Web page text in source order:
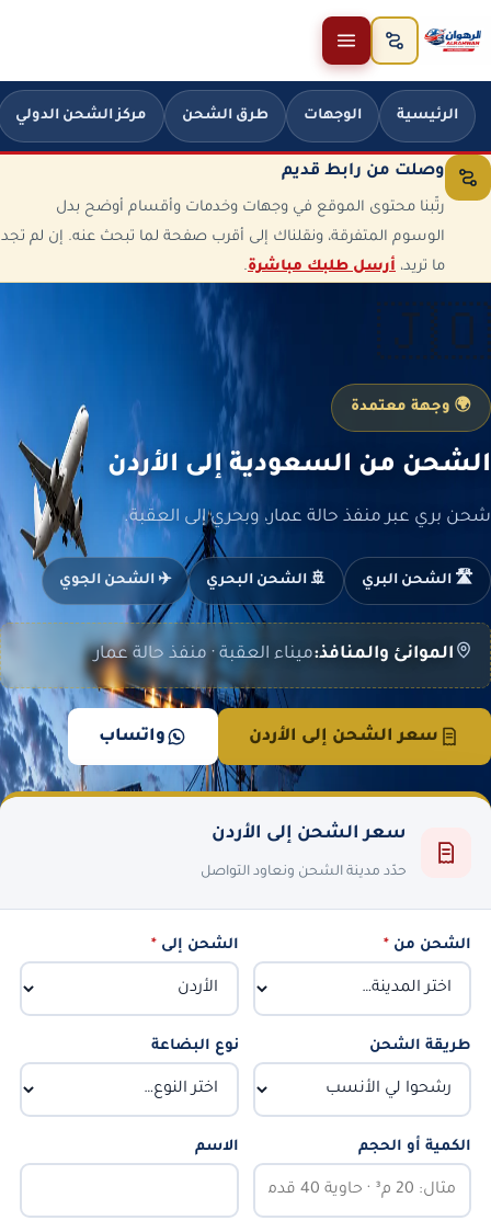
تخطَّ إلى المحتوى
الرئيسية الوجهات طرق الشحن مركز الشحن الدولي
وصلت من رابط قديم
رتّبنا محتوى الموقع في وجهات وخدمات وأقسام أوضح بدل
الوسوم المتفرقة، ونقلناك إلى أقرب صفحة لما تبحث عنه. إن لم تجد
ما تريد، أرسل طلبك مباشرة.
🇯🇴
🌍 وجهة معتمدة
الشحن من السعودية إلى الأردن
شحن بري عبر منفذ حالة عمار، وبحري إلى العقبة.
🛣️ الشحن البري 🚢 الشحن البحري ✈️ الشحن الجوي
الموانئ والمنافذ:ميناء العقبة · منفذ حالة عمار
سعر الشحن إلى الأردن واتساب
سعر الشحن إلى الأردن
حدّد مدينة الشحن ونعاود التواصل
الشحن من * الشحن إلى*
طريقة الشحن نوع البضاعة
الكمية أو الحجم الاسم